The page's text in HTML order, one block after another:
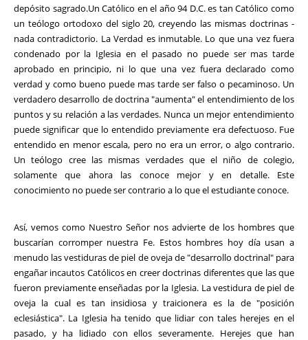
depósito sagrado.Un Católico en el año 94 D.C. es tan Católico como
un teólogo ortodoxo del siglo 20, creyendo las mismas doctrinas -
nada contradictorio. La Verdad es inmutable. Lo que una vez fuera
condenado por la Iglesia en el pasado no puede ser mas tarde
aprobado en principio, ni lo que una vez fuera declarado como
verdad y como bueno puede mas tarde ser falso o pecaminoso. Un
verdadero desarrollo de doctrina "aumenta" el entendimiento de los
puntos y su relación a las verdades. Nunca un mejor entendimiento
puede significar que lo entendido previamente era defectuoso. Fue
entendido en menor escala, pero no era un error, o algo contrario.
Un teólogo cree las mismas verdades que el niño de colegio,
solamente que ahora las conoce mejor y en detalle. Este
conocimiento no puede ser contrario a lo que el estudiante conoce.
Así, vemos como Nuestro Señor nos advierte de los hombres que
buscarían corromper nuestra Fe. Estos hombres hoy día usan a
menudo las vestiduras de piel de oveja de "desarrollo doctrinal" para
engañar incautos Católicos en creer doctrinas diferentes que las que
fueron previamente enseñadas por la Iglesia. La vestidura de piel de
oveja la cual es tan insidiosa y traicionera es la de "posición
eclesiástica". La Iglesia ha tenido que lidiar con tales herejes en el
pasado, y ha lidiado con ellos severamente. Herejes que han